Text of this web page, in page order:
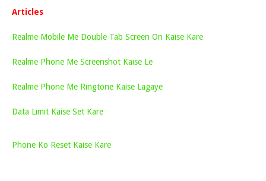
Articles
Realme Mobile Me Double Tab Screen On Kaise Kare
Realme Phone Me Screenshot Kaise Le
Realme Phone Me Ringtone Kaise Lagaye
Data Limit Kaise Set Kare
Phone Ko Reset Kaise Kare